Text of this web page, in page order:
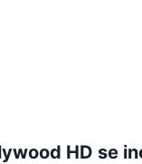
HD se